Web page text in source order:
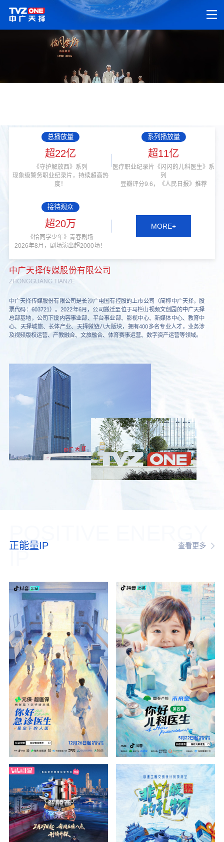
总播放量
超22亿
《守护解放西》系列
现象级警务职业纪录片，持续超高热
度！
系列播放量
超11亿
医疗职业纪录片《闪闪的儿科医生》系
列
豆瓣评分9.6，《人民日报》推荐
接待观众
超20万
《恰同学少年》青春剧场
2026年8月，剧场演出超2000场！
MORE+
中广天择传媒股份有限公司
ZHONGGUANG TIANZE
中广天择传媒股份有限公司是长沙广电国有控股的上市公司（简称中广天择，股
票代码：603721）。2022年6月，公司搬迁至位于马栏山视频文创园的中广天择
总部基地，公司下设内容事业部、平台事业部、影视中心、新媒体中心、教育中
心、天择城旅、长体产业、天择微链八大版块，拥有400多名专业人才，业务涉
及视频版权运营、产教融合、文旅融合、体育赛事运营、数字资产运营等领域。
IP
正能量IP 查看更多